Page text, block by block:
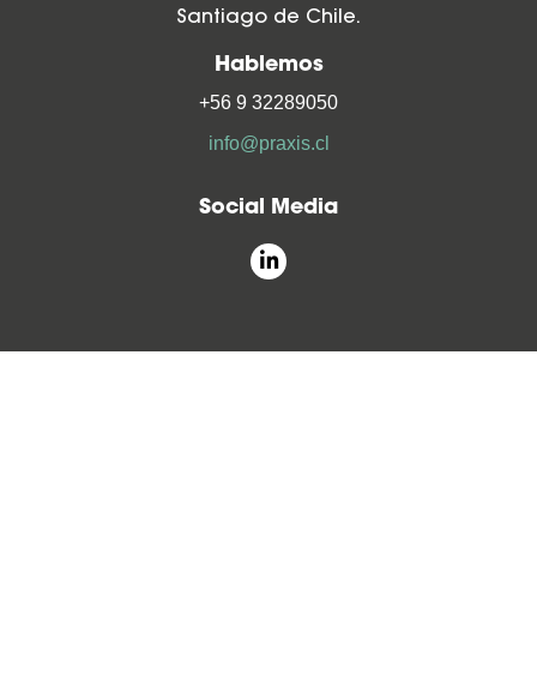
Santiago de Chile.
Hablemos
+56 9 32289050
info@praxis.cl
Social Media